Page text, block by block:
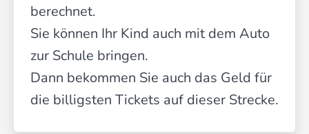
berechnet.
Sie können Ihr Kind auch mit dem Auto
zur Schule bringen.
Dann bekommen Sie auch das Geld für
die billigsten Tickets auf dieser Strecke.